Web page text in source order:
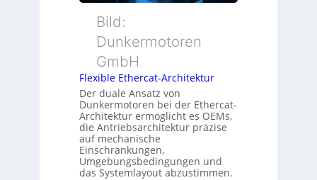
h
g
u
u
n
d
Z
u
s
t
y
s
o
r
g
t
f
ü
Bild:
Dunkermotoren
GmbH
Flexible Ethercat-Architektur
Der duale Ansatz von
Dunkermotoren bei der Ethercat-
Architektur ermöglicht es OEMs,
die Antriebsarchitektur präzise
auf mechanische
Einschränkungen,
Umgebungsbedingungen und
das Systemlayout abzustimmen.